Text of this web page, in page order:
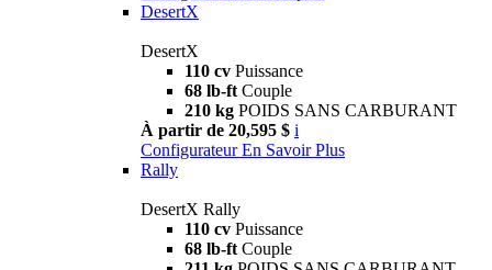
DesertX
DesertX
110 cv Puissance
68 lb-ft Couple
210 kg POIDS SANS CARBURANT
À partir de 20,595 $ i
Configurateur En Savoir Plus
Rally
DesertX Rally
110 cv Puissance
68 lb-ft Couple